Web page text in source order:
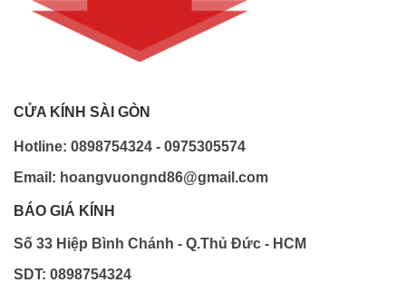
CỬA KÍNH SÀI GÒN
Hotline: 0898754324 - 0975305574
Email: hoangvuongnd86@gmail.com
BÁO GIÁ KÍNH
Số 33 Hiệp Bình Chánh - Q.Thủ Đức - HCM
SDT: 0898754324